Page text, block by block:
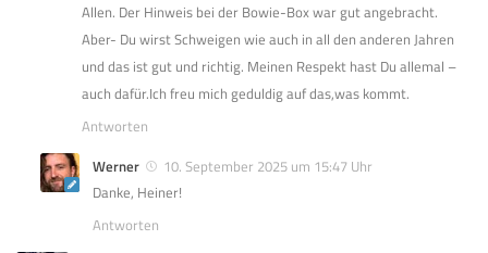
Allen. Der Hinweis bei der Bowie-Box war gut angebracht.
Aber- Du wirst Schweigen wie auch in all den anderen Jahren
und das ist gut und richtig. Meinen Respekt hast Du allemal –
auch dafür.Ich freu mich geduldig auf das,was kommt.
Antworten
Werner
10. September 2025 um 15:47 Uhr
Danke, Heiner!
Antworten